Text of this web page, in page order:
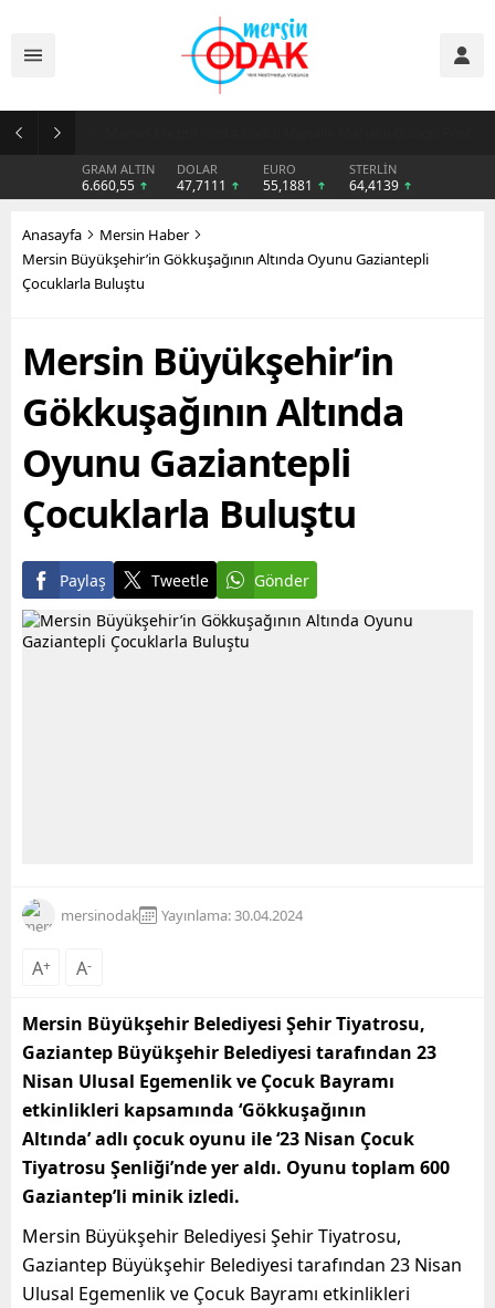
GRAM ALTIN
6.660,55
DOLAR
47,7111
EURO
55,1881
STERLİN
64,4139
Anasayfa
Mersin Haber
Mersin Büyükşehir’in Gökkuşağının Altında Oyunu Gaziantepli
Çocuklarla Buluştu
Mersin Büyükşehir’in
Gökkuşağının Altında
Oyunu Gaziantepli
Çocuklarla Buluştu
Paylaş Tweetle Gönder
mersinodak Yayınlama: 30.04.2024
A+ A-
Mersin Büyükşehir Belediyesi Şehir Tiyatrosu,
Gaziantep Büyükşehir Belediyesi tarafından 23
Nisan Ulusal Egemenlik ve Çocuk Bayramı
etkinlikleri kapsamında ‘Gökkuşağının
Altında’ adlı çocuk oyunu ile ‘23 Nisan Çocuk
Tiyatrosu Şenliği’nde yer aldı. Oyunu toplam 600
Gaziantep’li minik izledi.
Mersin Büyükşehir Belediyesi Şehir Tiyatrosu,
Gaziantep Büyükşehir Belediyesi tarafından 23 Nisan
Ulusal Egemenlik ve Çocuk Bayramı etkinlikleri